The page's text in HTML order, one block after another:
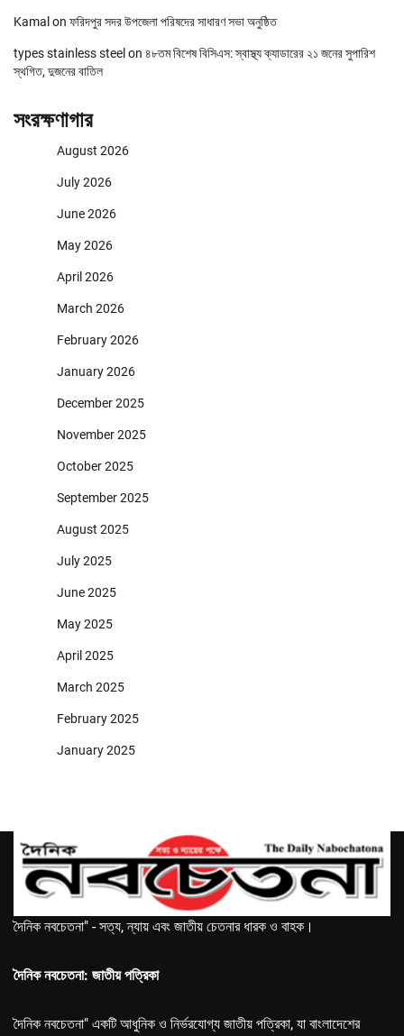
Kamal on ফরিদপুর সদর উপজেলা পরিষদের সাধারণ সভা অনুষ্ঠিত
types stainless steel on ৪৮তম বিশেষ বিসিএস: স্বাস্থ্য ক্যাডারের ২১ জনের সুপারিশ
স্থগিত, দুজনের বাতিল
সংরক্ষণাগার
August 2026
July 2026
June 2026
May 2026
April 2026
March 2026
February 2026
January 2026
December 2025
November 2025
October 2025
September 2025
August 2025
July 2025
June 2025
May 2025
April 2025
March 2025
February 2025
January 2025
দৈনিক নবচেতনা" - সত্য, ন্যায় এবং জাতীয় চেতনার ধারক ও বাহক।
দৈনিক নবচেতনা: জাতীয় পত্রিকা
দৈনিক নবচেতনা" একটি আধুনিক ও নির্ভরযোগ্য জাতীয় পত্রিকা, যা বাংলাদেশের